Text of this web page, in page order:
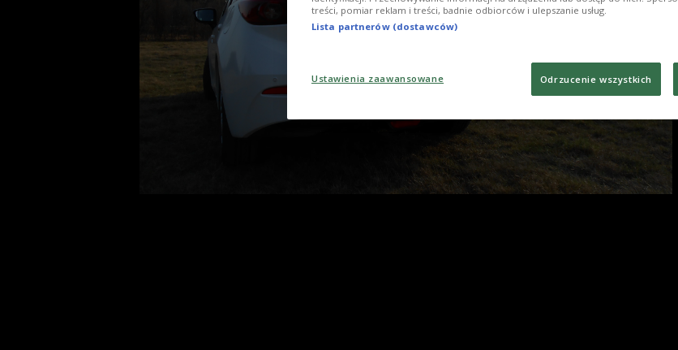
treści, pomiar reklam i treści, badnie odbiorców i ulepszanie usług.
Lista partnerów (dostawców)
Ustawienia zaawansowane Odrzucenie wszystkich